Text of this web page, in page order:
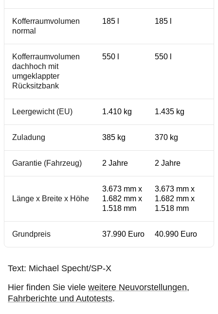
Kofferraumvolumen
normal
185 l 185 l
Kofferraumvolumen
dachhoch mit
umgeklappter
Rücksitzbank
550 l 550 l
Leergewicht (EU) 1.410 kg 1.435 kg
Zuladung 385 kg 370 kg
Garantie (Fahrzeug) 2 Jahre 2 Jahre
Länge x Breite x Höhe
3.673 mm x
1.682 mm x
1.518 mm
3.673 mm x
1.682 mm x
1.518 mm
Grundpreis 37.990 Euro 40.990 Euro
Text: Michael Specht/SP-X
Hier finden Sie viele weitere Neuvorstellungen,
Fahrberichte und Autotests.